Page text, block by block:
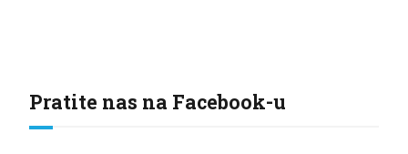
Pratite nas na Facebook-u